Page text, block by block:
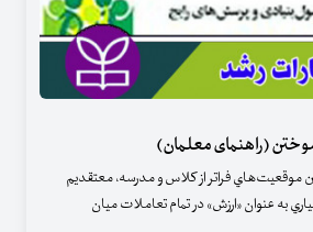
(راهنمای معلمان)
موقعيت‌هاي فراتر از كلاس و مدرسه، معتقديم
به عنوان «ارزش» در تمام تعاملات ميان